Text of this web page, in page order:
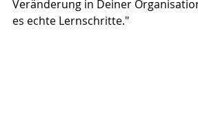
Veränderung in Deiner
es echte Lernschritte."